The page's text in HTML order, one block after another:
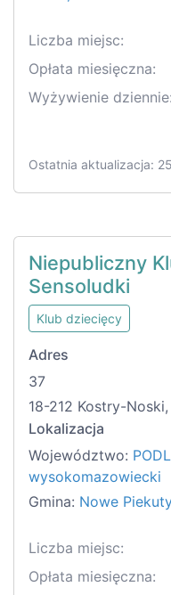
Liczba miejsc:
Opłata miesięczna:
Wyżywienie dziennie:
Ostatnia aktualizacja:
Niepubliczny
Sensoludki
Klub dziecięcy
Adres
37
18-212 Kostry-
Lokalizacja
Województwo:
wysokomazowiecki
Gmina: Nowe
Liczba miejsc:
Opłata miesięczna: